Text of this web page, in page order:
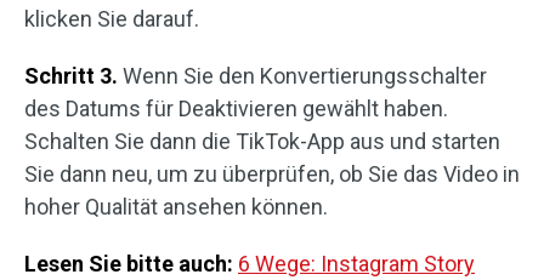
klicken Sie darauf.
Schritt 3. Wenn Sie den Konvertierungsschalter
des Datums für Deaktivieren gewählt haben.
Schalten Sie dann die TikTok-App aus und starten
Sie dann neu, um zu überprüfen, ob Sie das Video in
hoher Qualität ansehen können.
Lesen Sie bitte auch: 6 Wege: Instagram Story